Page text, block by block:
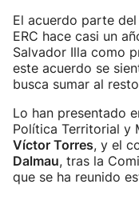
El acuerdo parte
ERC hace casi un
Salvador Illa como
este acuerdo se
busca sumar al
Lo han presentado
Política Territorial y
Víctor Torres, y el
Dalmau, tras la
que se ha reunido